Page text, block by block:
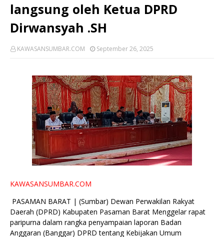
langsung oleh Ketua DPRD
Dirwansyah .SH
KAWASANSUMBAR.COM September 26, 2025
KAWASANSUMBAR.COM
PASAMAN BARAT | (Sumbar) Dewan Perwakilan Rakyat
Daerah (DPRD) Kabupaten Pasaman Barat Menggelar rapat
paripurna dalam rangka penyampaian laporan Badan
Anggaran (Banggar) DPRD tentang Kebijakan Umum